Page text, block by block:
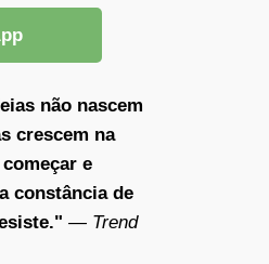
não nascem
crescem na
e
constância de
— Trend